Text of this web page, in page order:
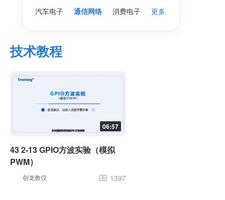
汽车电子
通信网络 消费电子 更多
技术教程
06:57
43 2-13 GPIO方波实验（模拟
PWM）
创龙教仪  1397